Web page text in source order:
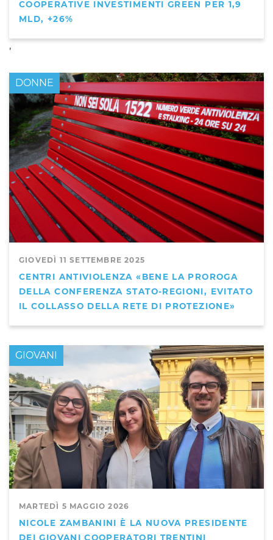
COOPERATIVE INVESTIMENTI GREEN PER 1,9
MLD, +26%
,
GIOVEDÌ 11 SETTEMBRE 2025
CENTRI ANTIVIOLENZA «BENE LA PROROGA
DELLA CONFERENZA STATO-REGIONI, EVITATO
IL COLLASSO DELLA RETE DI PROTEZIONE»
DONNE
MARTEDÌ 5 MAGGIO 2026
NICOLE ZAMBANINI È LA NUOVA PRESIDENTE
DEI GIOVANI COOPERATORI TRENTINI
GIOVANI